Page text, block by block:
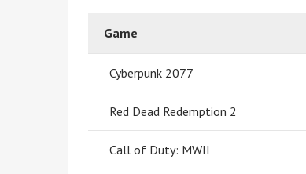
Game
Cyberpunk 2077
Red Dead Redemption 2
Call of Duty: MWII